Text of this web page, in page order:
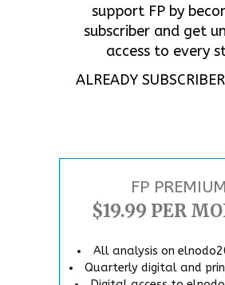
support FP by
subscriber and get
access to every
ALREADY
FP PREMIUM
$19.99 PER
All analysis on
Quarterly digital and